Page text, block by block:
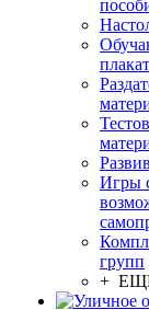
Игры
групп
+